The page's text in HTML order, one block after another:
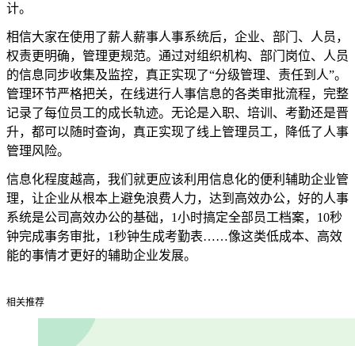
计。
相信大家在使用了薪人薪事人事系统后，企业、部门、人员，
权责更明确，管理更规范。通过对组织机构、部门岗位、人员
的信息同步收集及监控，真正实现了“分级管理、责任到人”。
管理环节严格把关，在线进行人事信息的各类审批流程，完整
记录了每位员工的成长轨迹。无论是入职、培训、考勤还是晋
升，都可以随时查询，真正实现了线上管理员工，降低了人事
管理风险。
信息化程度越高，我们就更应该利用信息化的便利辅助企业管
理，让企业从根本上避免浪费人力，达到高效办公，好的人事
系统是公司高效办公的基础，1小时搞定全部员工档案，10秒
钟完成事务审批，1秒钟生成考勤表……像这类低成本、高效
能的事情才更好的辅助企业发展。
相关推荐